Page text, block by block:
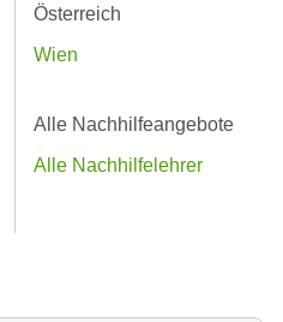
Österreich
Wien
Alle Nachhilfeangebote
Alle Nachhilfelehrer